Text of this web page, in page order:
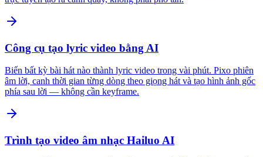
Công cụ tạo lyric video bằng AI
Biến bất kỳ bài hát nào thành lyric video trong vài phút. Pixo phiên
âm lời, canh thời gian từng dòng theo giọng hát và tạo hình ảnh gốc
phía sau lời — không cần keyframe.
Trình tạo video âm nhạc Hailuo AI